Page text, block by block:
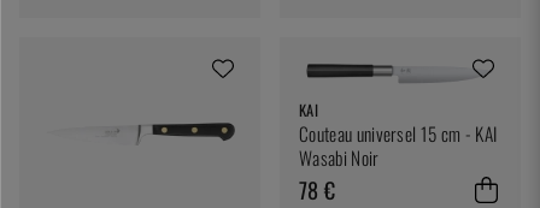
KAI
Couteau universel 15 cm - KAI
Wasabi Noir
78 €